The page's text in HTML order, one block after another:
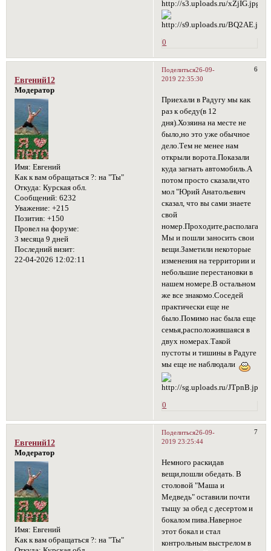
0
Поделиться 6
26-09-
2019 22:35:30
Евгений12
Модератор
Имя: Евгений
Как к вам обращаться ?: на "Ты"
Откуда: Курская обл.
Сообщений: 6232
Уважение: +215
Позитив: +150
Провел на форуме:
3 месяца 9 дней
Последний визит:
22-04-2026 12:02:11
Приехали в Радугу мы как
раз к обеду(в 12
дня).Хозяина на месте не
было,но это уже обычное
дело.Тем не менее нам
открыли ворота.Показали
куда загнать автомобиль.А
потом просто сказали,что
мол "Юрий Анатольевич
сказал, что вы сами знаете
свой
Мы и пошли заносить свои
вещи.Заметили некоторые
изменения на территории и
небольшие перестановки в
нашем номере.В остальном
же все знакомо.Соседей
практически еще не
было.Помимо нас была еще
семья,расположившаяся в
двух номерах.Такой
пустоты и тишины в Радуге
мы еще не наблюдали
0
Поделиться 7
26-09-
2019 23:25:44
Евгений12
Модератор
Имя: Евгений
Как к вам обращаться ?: на "Ты"
Немного раскидав
вещи,пошли обедать. В
столовой "Маша и
Медведь" оставили почти
тыщу за обед с десертом и
бокалом пива.Наверное
этот бокал и стал
контрольным выстрелом в